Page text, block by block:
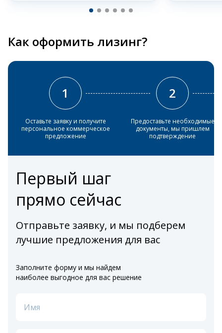
Как оформить лизинг?
1
Оставьте заявку и получите
персональное коммерческое
предложение
2
Предоставьте необходимые
документы, мы пришлем
подтверждение
Первый шаг
прямо сейчас
Отправьте заявку, и мы подберем
лучшие предложения для вас
Заполните форму и мы найдем
наиболее выгодное для вас решение
Имя